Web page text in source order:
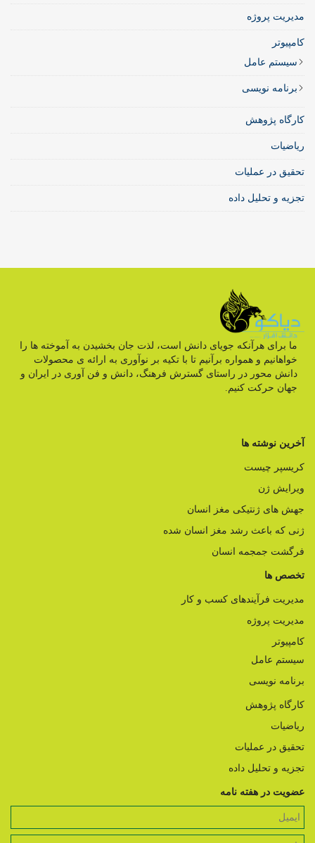
مدیریت پروژه
کامپیوتر
سیستم عامل
برنامه نویسی
کارگاه پژوهش
ریاضیات
تحقیق در عملیات
تجزیه و تحلیل داده
ما برای هرآنکه جویای دانش است، لذت جان بخشیدن به آموخته ها را
خواهانیم و همواره برآنیم تا با تکیه بر نوآوری به ارائه ی محصولات
دانش محور در راستای گسترش فرهنگ، دانش و فن آوری در ایران و
جهان حرکت کنیم.
آخرین نوشته ها
کریسپر چیست
ویرایش ژن
جهش های ژنتیکی مغز انسان
ژنی که باعث رشد مغز انسان شده
فرگشت جمجمه انسان
تخصص ها
مدیریت فرآیندهای کسب و کار
مدیریت پروژه
کامپیوتر
سیستم عامل
برنامه نویسی
کارگاه پژوهش
ریاضیات
تحقیق در عملیات
تجزیه و تحلیل داده
عضویت در هفته نامه